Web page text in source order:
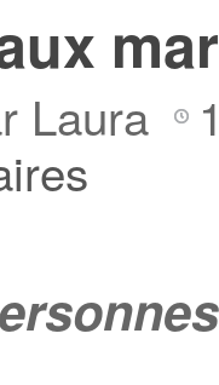
Laura